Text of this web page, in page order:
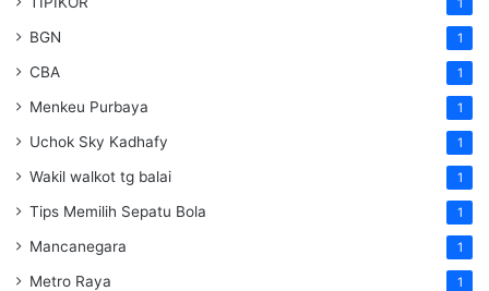
1
BGN 1
CBA 1
Menkeu Purbaya 1
Uchok Sky Kadhafy 1
Wakil walkot tg balai 1
Tips Memilih Sepatu Bola 1
Mancanegara 1
Metro Raya 1